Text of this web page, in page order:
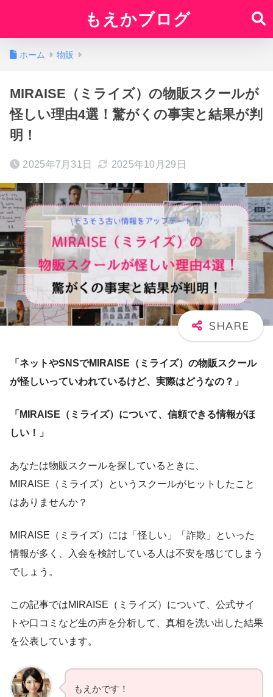
もえかブログ
ホーム 物販
MIRAISE（ミライズ）の物販スクールが
怪しい理由4選！驚がくの事実と結果が判
明！
2025年7月31日 2025年10月29日
「ネットやSNSでMIRAISE（ミライズ）の物販スクール
が怪しいっていわれているけど、実際はどうなの？」
「MIRAISE（ミライズ）について、信頼できる情報がほ
しい！」
あなたは物販スクールを探しているときに、
MIRAISE（ミライズ）というスクールがヒットしたこと
はありませんか？
MIRAISE（ミライズ）には「怪しい」「詐欺」といった
情報が多く、入会を検討している人は不安を感じてしまう
でしょう。
この記事ではMIRAISE（ミライズ）について、公式サイ
トや口コミなど生の声を分析して、真相を洗い出した結果
を公表しています。
もえかです！